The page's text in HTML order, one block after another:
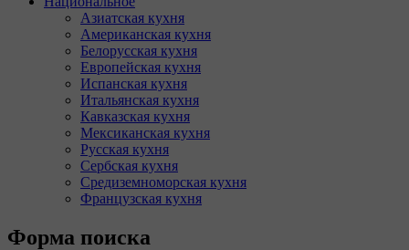
Азиатская кухня
Американская кухня
Белорусская кухня
Европейская кухня
Испанская кухня
Итальянская кухня
Кавказская кухня
Мексиканская кухня
Русская кухня
Сербская кухня
Средиземноморская кухня
Французская кухня
Форма поиска